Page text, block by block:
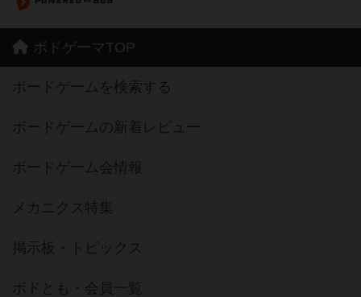
ボドゲーマTOP
ボードゲームを検索する
ボードゲームの新着レビュー
ボードゲーム会情報
メカニクス特集
掲示板・トピックス
ボドとも・会員一覧